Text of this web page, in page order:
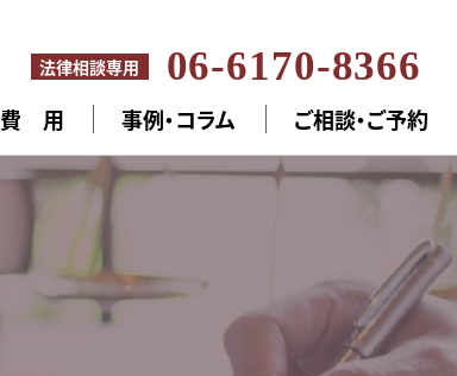
費 用 事例・コラム ご相談・ご予約
法律相談専用 06-6170-8366